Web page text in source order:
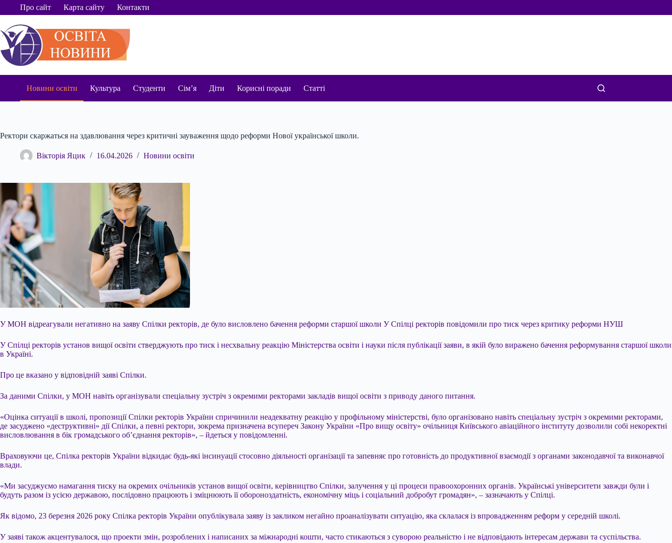
ПерейтиПро сайт Карта сайту Контакти
Новини освіти Культура Студенти Сім’я Діти Корисні поради Статті
Ректори скаржаться на здавлювання через критичні зауваження щодо реформи Нової української школи.
Вікторія Яцик 16.04.2026 Новини освіти
У МОН відреагували негативно на заяву Спілки ректорів, де було висловлено бачення реформи старшої школи У Спілці ректорів повідомили про тиск через критику реформи НУШ
У Спілці ректорів установ вищої освіти стверджують про тиск і несхвальну реакцію Міністерства освіти і науки після публікації заяви, в якій було виражено бачення реформування старшої школи
в Україні.
Про це вказано у відповідній заяві Спілки.
За даними Спілки, у МОН навіть організували спеціальну зустріч з окремими ректорами закладів вищої освіти з приводу даного питання.
«Оцінка ситуації в школі, пропозиції Спілки ректорів України спричинили неадекватну реакцію у профільному міністерстві, було організовано навіть спеціальну зустріч з окремими ректорами,
де засуджено «деструктивні» дії Спілки, а певні ректори, зокрема призначена всупереч Закону України «Про вищу освіту» очільниця Київського авіаційного інституту дозволили собі некоректні
висловлювання в бік громадського об’єднання ректорів», – йдеться у повідомленні.
Враховуючи це, Спілка ректорів України відкидає будь-які інсинуації стосовно діяльності організації та запевняє про готовність до продуктивної взаємодії з органами законодавчої та виконавчої
влади.
«Ми засуджуємо намагання тиску на окремих очільників установ вищої освіти, керівництво Спілки, залучення у ці процеси правоохоронних органів. Українські університети завжди були і
будуть разом із усією державою, послідовно працюють і зміцнюють її обороноздатність, економічну міць і соціальний добробут громадян», – зазначають у Спілці.
Як відомо, 23 березня 2026 року Спілка ректорів України опублікувала заяву із закликом негайно проаналізувати ситуацію, яка склалася із впровадженням реформ у середній школі.
У заяві також акцентувалося, що проекти змін, розроблених і написаних за міжнародні кошти, часто стикаються з суворою реальністю і не відповідають інтересам держави та суспільства.